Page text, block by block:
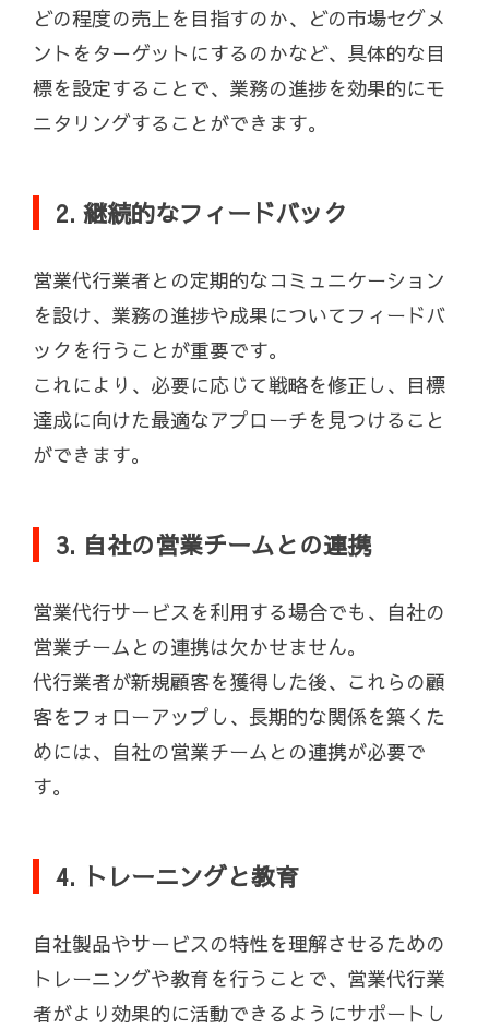
どの程度の売上を目指すのか、どの市場セグメ
ントをターゲットにするのかなど、具体的な目
標を設定することで、業務の進捗を効果的にモ
ニタリングすることができます。
2. 継続的なフィードバック
営業代行業者との定期的なコミュニケーション
を設け、業務の進捗や成果についてフィードバ
ックを行うことが重要です。
これにより、必要に応じて戦略を修正し、目標
達成に向けた最適なアプローチを見つけること
ができます。
3. 自社の営業チームとの連携
営業代行サービスを利用する場合でも、自社の
営業チームとの連携は欠かせません。
代行業者が新規顧客を獲得した後、これらの顧
客をフォローアップし、長期的な関係を築くた
めには、自社の営業チームとの連携が必要で
す。
4. トレーニングと教育
自社製品やサービスの特性を理解させるための
トレーニングや教育を行うことで、営業代行業
者がより効果的に活動できるようにサポートし